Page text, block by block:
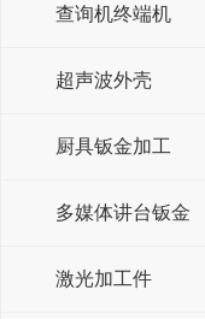
查询机终端机
超声波外壳
厨具钣金加工
多媒体讲台钣金
激光加工件